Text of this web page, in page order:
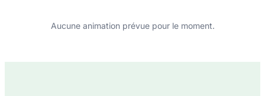
Aucune animation prévue pour le moment.